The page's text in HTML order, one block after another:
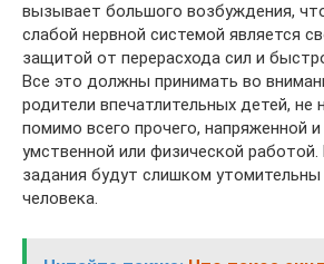
вызывает большого возбуждения,
слабой нервной системой является
защитой от перерасхода сил и
Все это должны принимать во
родители впечатлительных детей, не
помимо всего прочего, напряженной
умственной или физической работой.
задания будут слишком утомительны
человека.